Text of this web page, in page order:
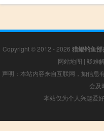
Copyright © 2012 - 2026 猎鲲钓鱼部
网站地图 | 疑难
声明：本站内容来自互联网，如信息
会及
本站仅为个人兴趣爱